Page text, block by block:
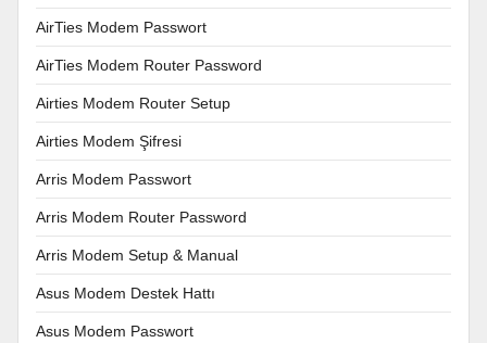
AirTies Modem Passwort
AirTies Modem Router Password
Airties Modem Router Setup
Airties Modem Şifresi
Arris Modem Passwort
Arris Modem Router Password
Arris Modem Setup & Manual
Asus Modem Destek Hattı
Asus Modem Passwort